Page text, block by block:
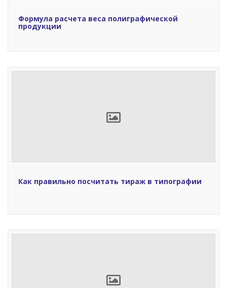
Формула расчета веса полиграфической
продукции
Как правильно посчитать тираж в типографии